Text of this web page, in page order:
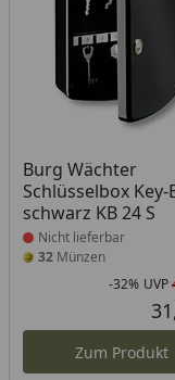
Burg Wächter
Schlüsselbox Key-
schwarz KB 24 S
Produkt nicht
Nicht lieferbar
32 Münzen
-32% UVP
Zum Produkt